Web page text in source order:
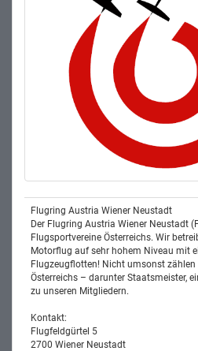
Flugring Austria Wiener Neustadt
Der Flugring Austria Wiener Neustadt
Flugsportvereine Österreichs. Wir
Motorflug auf sehr hohem Niveau mit
Flugzeugflotten! Nicht umsonst zählen
Österreichs – darunter Staatsmeister,
zu unseren Mitgliedern.
Kontakt:
Flugfeldgürtel 5
2700 Wiener Neustadt